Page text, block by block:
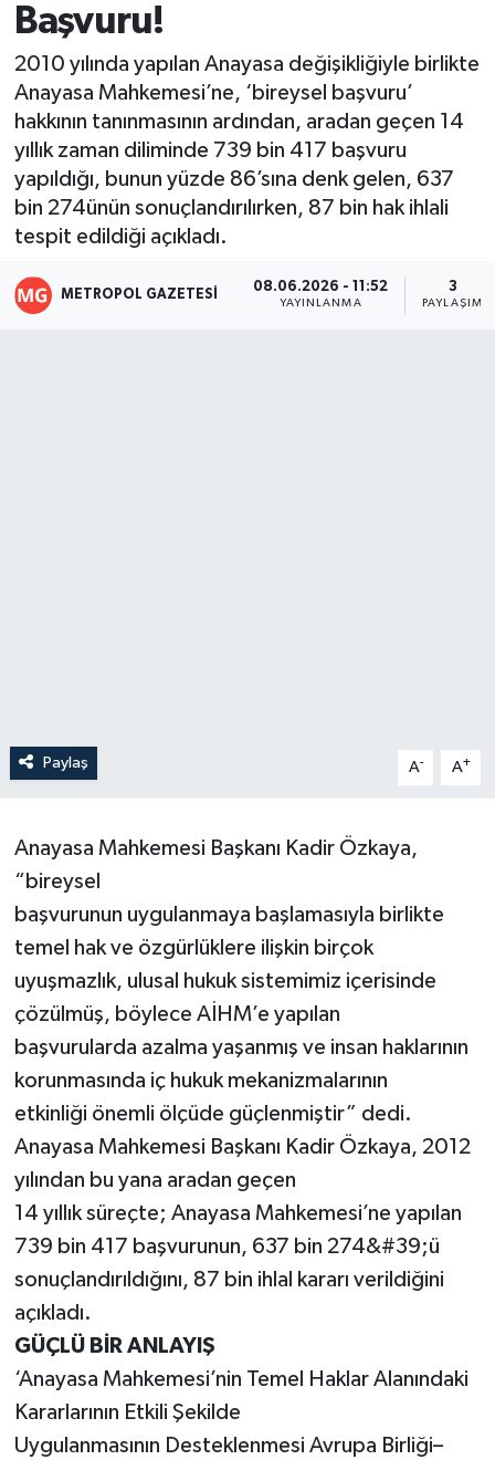
Başvuru!
2010 yılında yapılan Anayasa değişikliğiyle birlikte
Anayasa Mahkemesi’ne, ‘bireysel başvuru’
hakkının tanınmasının ardından, aradan geçen 14
yıllık zaman diliminde 739 bin 417 başvuru
yapıldığı, bunun yüzde 86’sına denk gelen, 637
bin 274ünün sonuçlandırılırken, 87 bin hak ihlali
tespit edildiği açıkladı.
METROPOL GAZETESI 08.06.2026 - 11:52
YAYINLANMA
3
PAYLAŞIM
Paylaş A- A+
Anayasa Mahkemesi Başkanı Kadir Özkaya,
“bireysel
başvurunun uygulanmaya başlamasıyla birlikte
temel hak ve özgürlüklere ilişkin birçok
uyuşmazlık, ulusal hukuk sistemimiz içerisinde
çözülmüş, böylece AİHM’e yapılan
başvurularda azalma yaşanmış ve insan haklarının
korunmasında iç hukuk mekanizmalarının
etkinliği önemli ölçüde güçlenmiştir” dedi.
Anayasa Mahkemesi Başkanı Kadir Özkaya, 2012
yılından bu yana aradan geçen
14 yıllık süreçte; Anayasa Mahkemesi’ne yapılan
739 bin 417 başvurunun, 637 bin 274&#39;ü
sonuçlandırıldığını, 87 bin ihlal kararı verildiğini
açıkladı.
GÜÇLÜ BİR ANLAYIŞ
‘Anayasa Mahkemesi’nin Temel Haklar Alanındaki
Kararlarının Etkili Şekilde
Uygulanmasının Desteklenmesi Avrupa Birliği–
Resmi İlanlar